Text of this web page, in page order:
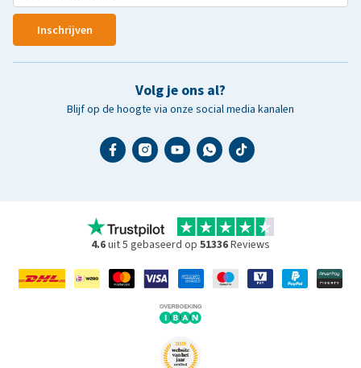
Inschrijven
Volg je ons al?
Blijf op de hoogte via onze social media kanalen
4.6uit 5 gebaseerd op 51336Reviews